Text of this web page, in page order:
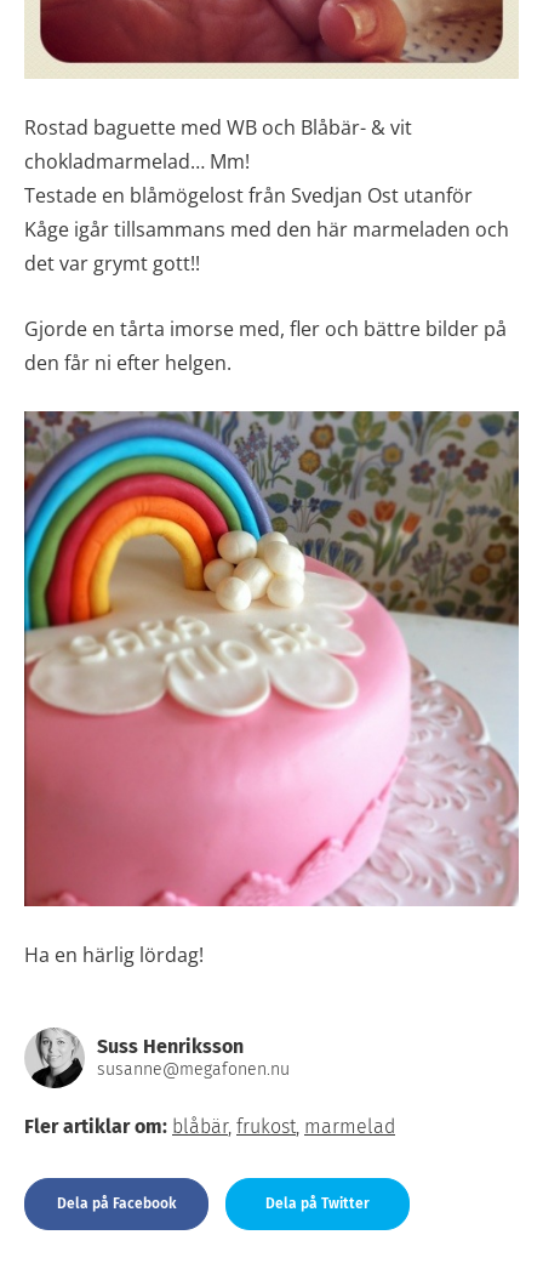
Rostad baguette med WB och Blåbär- & vit
chokladmarmelad… Mm!
Testade en blåmögelost från Svedjan Ost utanför
Kåge igår tillsammans med den här marmeladen och
det var grymt gott!!
Gjorde en tårta imorse med, fler och bättre bilder på
den får ni efter helgen.
Ha en härlig lördag!
Suss Henriksson
susanne@megafonen.nu
Fler artiklar om: blåbär, frukost, marmelad
Dela på Facebook Dela på Twitter